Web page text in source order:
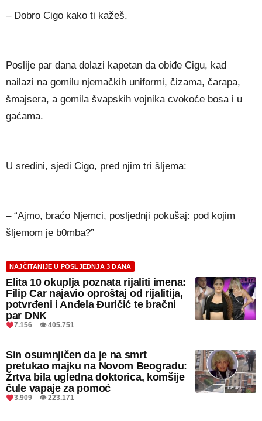
– Dobro Cigo kako ti kažeš.
Poslije par dana dolazi kapetan da obiđe Cigu, kad
nailazi na gomilu njemačkih uniformi, čizama, čarapa,
šmajsera, a gomila švapskih vojnika cvokoće bosa i u
gaćama.
U sredini, sjedi Cigo, pred njim tri šljema:
– “Ajmo, braćo Njemci, posljednji pokušaj: pod kojim
šljemom je b0mba?”
NAJČITANIJE U POSLJEDNJA 3 DANA
Elita 10 okuplja poznata rijaliti imena:
Filip Car najavio oproštaj od rijalitija,
potvrđeni i Anđela Đuričić te bračni
par DNK
7.156 👁 405.751
Sin osumnjičen da je na smrt
pretukao majku na Novom Beogradu:
Žrtva bila ugledna doktorica, komšije
čule vapaje za pomoć
3.909 👁 223.171